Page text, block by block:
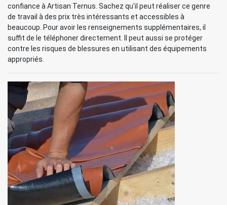
confiance à Artisan Ternus. Sachez qu'il peut réaliser ce genre
de travail à des prix très intéressants et accessibles à
beaucoup. Pour avoir les renseignements supplémentaires, il
suffit de le téléphoner directement. Il peut aussi se protéger
contre les risques de blessures en utilisant des équipements
appropriés.